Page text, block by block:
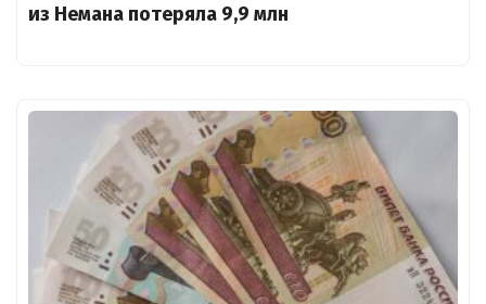
из Немана потеряла 9,9 млн